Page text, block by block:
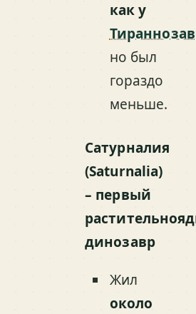
как у
но был
гораздо
меньше.
Сатурналия
(Saturnalia)
– первый
динозавр
Жил
около